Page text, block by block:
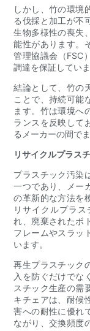
しかし、竹の環境
る伐採と加工が不
生物多様性の喪失
能性があります。
管理協議会（FSC
調達を保証していま
結論として、竹の
ことで、持続可能
ます。竹は環境へ
ランスを反映して
るメーカーの間で
リサイクルプラス
プラスチック汚染
一つであり、メー
の革新的な方法を
リサイクルプラ
れ、廃棄されたボ
フレームやスラッ
います。
再生プラスチック
入を防ぐだけでな
スチック生産の需
キチェアは、耐候
害への耐性に優れ
ながり、交換頻度